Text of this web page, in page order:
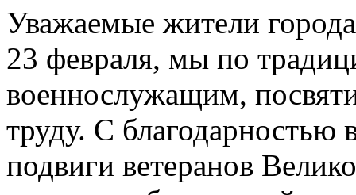
Уважаемые жители
23 февраля, мы по
военнослужащим,
труду. С благодарностью
подвиги ветеранов